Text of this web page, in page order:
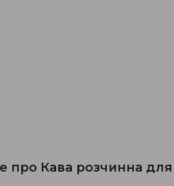
про Кава розчинна для